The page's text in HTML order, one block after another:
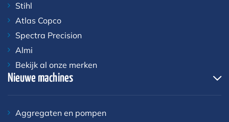
Stihl
Atlas Copco
Spectra Precision
Almi
Bekijk al onze merken
Nieuwe machines
Aggregaten en pompen